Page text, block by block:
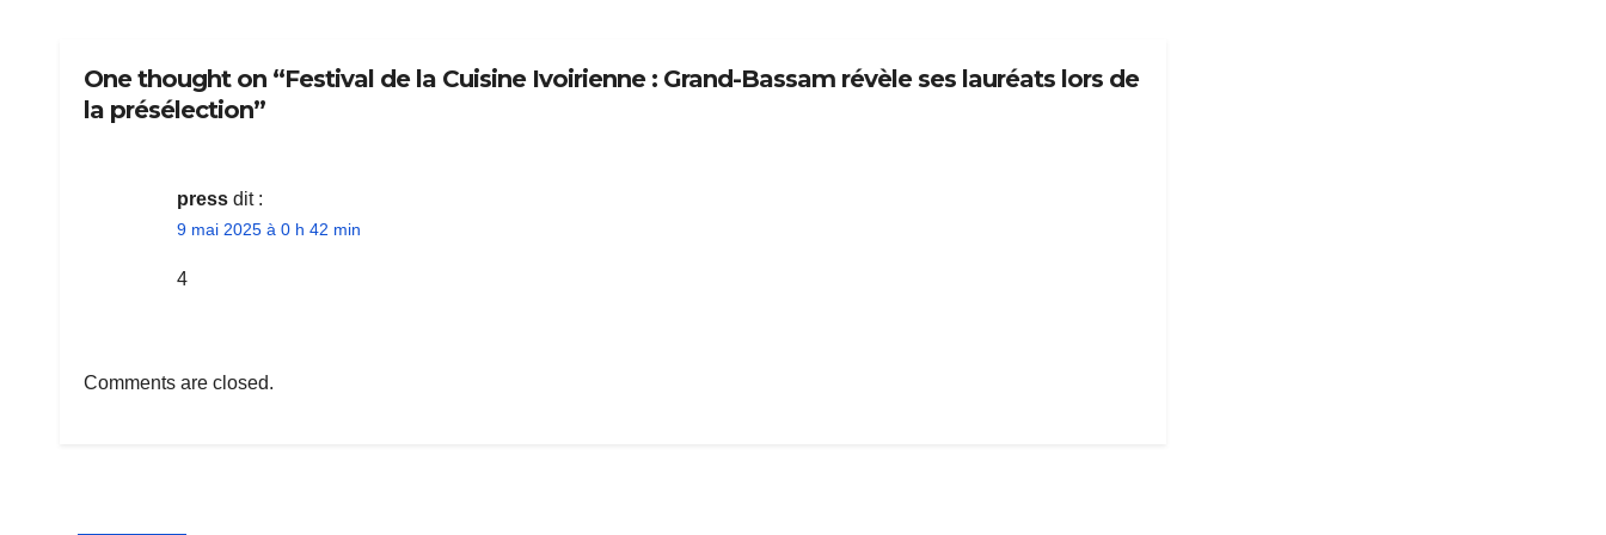
One thought on “Festival de la Cuisine Ivoirienne : Grand-Bassam révèle ses lauréats lors de
la présélection”
press dit :
9 mai 2025 à 0 h 42 min
4
Comments are closed.